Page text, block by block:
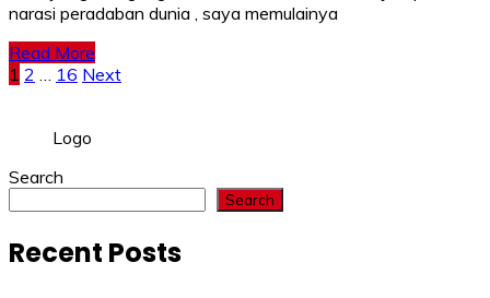
narasi peradaban dunia , saya memulainya
Read More
Posts
pagination
1 2 … 16 Next
Logo
Search
Search
Recent Posts